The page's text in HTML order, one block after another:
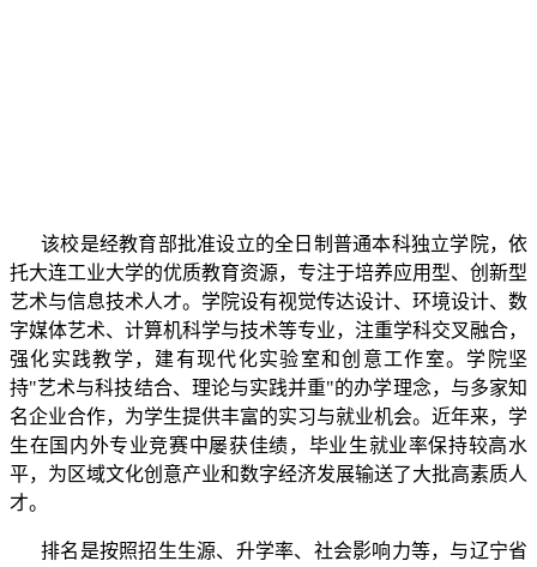
该校是经教育部批准设立的全日制普通本科独立学院，依
托大连工业大学的优质教育资源，专注于培养应用型、创新型
艺术与信息技术人才。学院设有视觉传达设计、环境设计、数
字媒体艺术、计算机科学与技术等专业，注重学科交叉融合，
强化实践教学，建有现代化实验室和创意工作室。学院坚
持"艺术与科技结合、理论与实践并重"的办学理念，与多家知
名企业合作，为学生提供丰富的实习与就业机会。近年来，学
生在国内外专业竞赛中屡获佳绩，毕业生就业率保持较高水
平，为区域文化创意产业和数字经济发展输送了大批高素质人
才。
排名是按照招生生源、升学率、社会影响力等，与辽宁省